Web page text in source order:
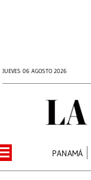
JUEVES 06 AGOSTO 2026
PANAMÁ